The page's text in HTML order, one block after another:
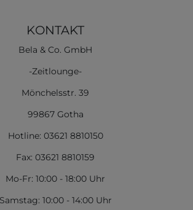
KONTAKT
Bela & Co. GmbH
-Zeitlounge-
Mönchelsstr. 39
99867 Gotha
Hotline: 03621 8810150
Fax: 03621 8810159
Mo-Fr: 10:00 - 18:00 Uhr
Samstag: 10:00 - 14:00 Uhr